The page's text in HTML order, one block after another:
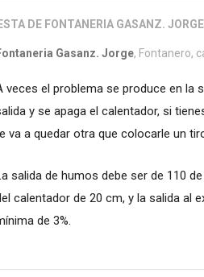
DE FONTANERIA GASANZ. JORGE
Gasanz. Jorge, Fontanero,
veces el problema se produce en la
y se apaga el calentador, si
va a quedar otra que colocarle un
salida de humos debe ser de 110
calentador de 20 cm, y la salida al
de 3%.